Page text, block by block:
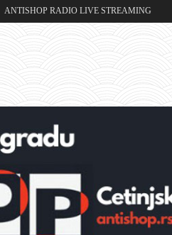
ANTISHOP RADIO LIVE STREAMING